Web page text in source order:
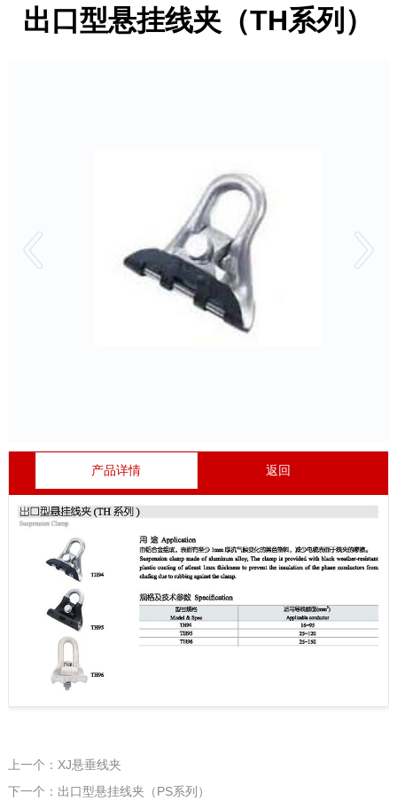
出口型悬挂线夹（TH系列）
产品详情 返回
上一个：XJ悬垂线夹
下一个：出口型悬挂线夹（PS系列）